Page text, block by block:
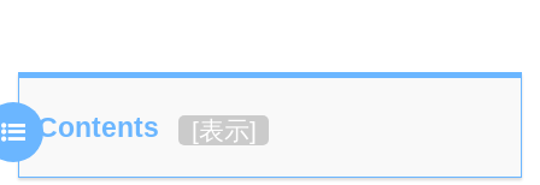
Contents [表示]